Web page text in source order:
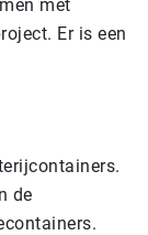
met
Er is een
de